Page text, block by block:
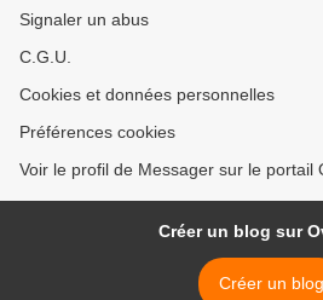
Signaler un abus
C.G.U.
Cookies et données personnelles
Préférences cookies
Voir le profil de Messager sur le portail
Créer un blog sur
Créer un blog